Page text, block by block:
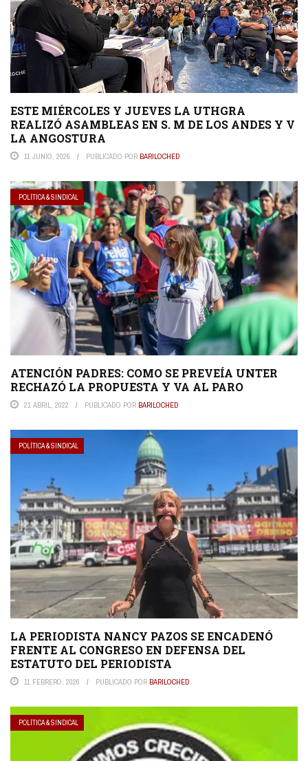
ESTE MIÉRCOLES Y JUEVES LA UTHGRA
REALIZÓ ASAMBLEAS EN S. M DE LOS ANDES Y V
LA ANGOSTURA
11 JUNIO, 2026 PUBLICADO POR BARILOCHED
POLÍTICA & SINDICAL
ATENCIÓN PADRES: COMO SE PREVEÍA UNTER
RECHAZÓ LA PROPUESTA Y VA AL PARO
21 ABRIL, 2022 PUBLICADO POR BARILOCHED
POLÍTICA & SINDICAL
LA PERIODISTA NANCY PAZOS SE ENCADENÓ
FRENTE AL CONGRESO EN DEFENSA DEL
ESTATUTO DEL PERIODISTA
11 FEBRERO, 2026 PUBLICADO POR BARILOCHED
POLÍTICA & SINDICAL